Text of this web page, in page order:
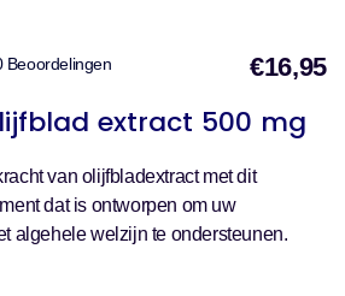
extract 500 mg
Beoordelingen €16,95
van olijfbladextract met dit
dat is ontworpen om uw
algehele welzijn te ondersteunen.